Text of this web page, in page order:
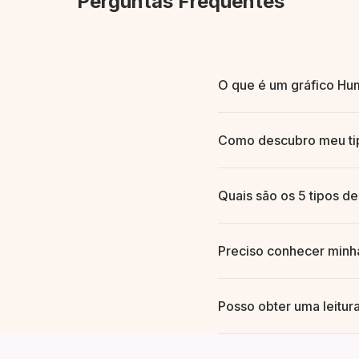
O que é um gráfico
canais e portais,
Como descubro meu
Unity e eles criarão seu
Quais são os 5 tipos
navegar na vida e
Preciso conhecer
profissional pode
Posso obter uma